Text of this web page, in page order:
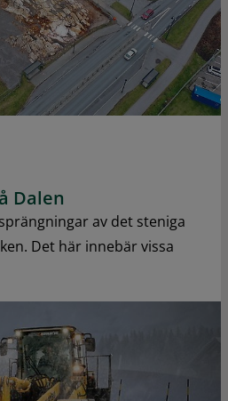
Dalen
av det steniga
Det här innebär vissa